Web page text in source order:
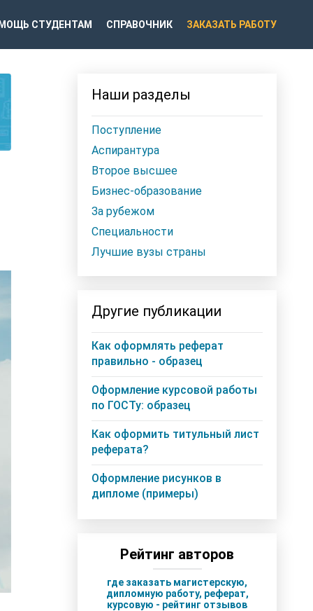
СТУДЕНТАМ СПРАВОЧНИК ЗАКАЗАТЬ РАБОТУ
Наши разделы
Поступление
Аспирантура
Второе высшее
Бизнес-образование
За рубежом
Специальности
Лучшие вузы страны
Другие публикации
Как оформлять реферат
правильно - образец
Оформление курсовой работы
по ГОСТу: образец
Как оформить титульный лист
реферата?
Оформление рисунков в
дипломе (примеры)
Рейтинг авторов
где заказать магистерскую,
дипломную работу, реферат,
курсовую - рейтинг отзывов